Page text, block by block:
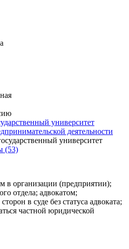
университет
деятельности
(53)
в организации (предприятии);
отдела; адвокатом;
в суде без статуса адвоката;
частной юридической